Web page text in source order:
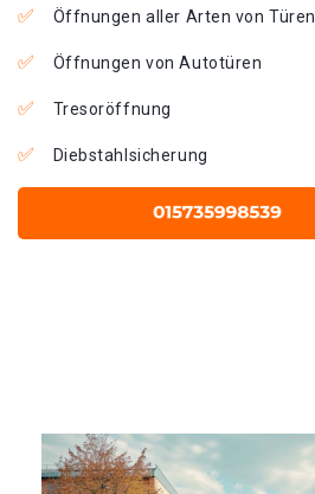
Öffnungen aller Arten von Türen
Öffnungen von Autotüren
Tresoröffnung
Diebstahlsicherung